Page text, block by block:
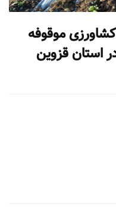
موقوفه
استان قزوین